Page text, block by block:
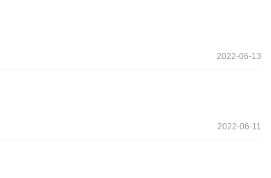
2022-06-13
2022-06-11